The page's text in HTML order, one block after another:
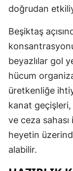
doğrudan
Beşiktaş
beyazlılar gol
hücum
üretkenliğe
kanat geçişleri,
ve ceza
heyetin
alabilir.